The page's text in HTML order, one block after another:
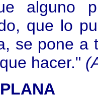
alguno
que lo
se pone a
hacer."